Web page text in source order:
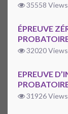
35558 Views
ÉPREUVE
32020 Views
EPREUVE
31926 Views